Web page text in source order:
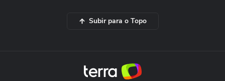
Subir para o Topo